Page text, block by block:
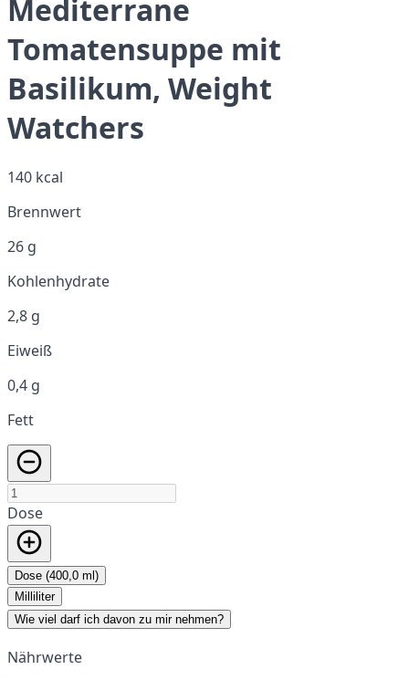
Mediterrane
Tomatensuppe mit
Basilikum, Weight
Watchers
140 kcal
Brennwert
26 g
Kohlenhydrate
2,8 g
Eiweiß
0,4 g
Fett
Dose
Dose (400,0 ml)
Milliliter
Wie viel darf ich davon zu mir nehmen?
Nährwerte